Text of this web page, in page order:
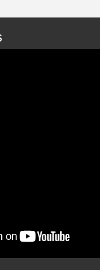
h et atteindre 80 à 100 km/h
Il parcourt la basse vallée
le littoral